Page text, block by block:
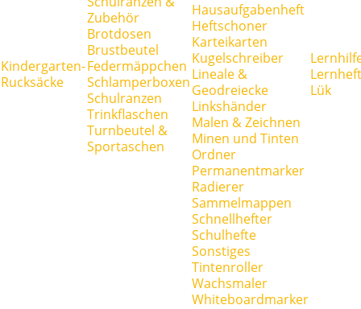
Kindergarten-
Rucksäcke
Zubehör
Brotdosen
Brustbeutel
Federmäppchen
Schlamperboxen
Schulranzen
Trinkflaschen
Turnbeutel &
Sportaschen
Hausaufgabenheft
Heftschoner
Karteikarten
Kugelschreiber
Lineale &
Geodreiecke
Linkshänder
Malen & Zeichnen
Minen und Tinten
Ordner
Permanentmarker
Radierer
Sammelmappen
Schnellhefter
Schulhefte
Sonstiges
Tintenroller
Wachsmaler
Whiteboardmarker
Lük